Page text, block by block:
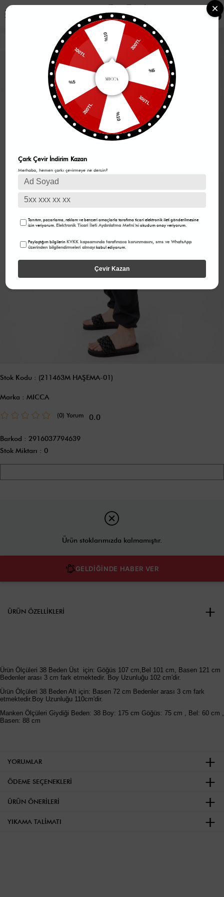
0
Stok Kodu (211463M HAŞEMA-01)
Marka : MICCA
(0) 0.0
Barkod : 2916037794639
Stok Miktarı : 0
Ürün stoklarımızda kalmamıştır.
GELDİĞİNDE HABER VER
ÜRÜN ÖZELLIKLERI
Ürün Ölçüleri 38 Beden Üst için: Göğüs 107 cm,Bel 101 cm, Basen 121 cm
Bedenler arası 3 cm fark etmektedir. Boy Uzunluğu 102 cm'dir.
Ürün Ölçüleri 38 Beden Alt için: Basen 72 cm Bedenler arası 3 cm fark
etmektedir.Boy Uzunluğu 110cm'dir.
Manken Ölçüleri Giydiği Beden: 38 Boy: 175 cm Göğüs: 75 cm , Bel: 60 cm ,
Basen: 88 cm
YORUMLAR
ÖDEME SEÇENEKLERI
ÜRÜN ÖNERILERI
YIKAMA TALIMATI
%10 200TL
%5
100TL
%10
200TL
%5
100TL
Çark Çevir İndirim Kazan
Merhaba, hemen çarkı çevirmeye ne dersin?
Tanıtım, pazarlama, reklam ve benzeri amaçlarla tarafıma ticari elektronik ileti gönderilmesine
izin veriyorum.Elektronik Ticari İleti Aydınlatma Metni 'ni okudum onay veriyorum.
Paylaştığım bilgilerinKVKK kapsamında tarafınızca korunmasını, sms ve WhatsApp
üzerinden bilgilendirmeleri almayı kabul ediyorum.
Çevir Kazan